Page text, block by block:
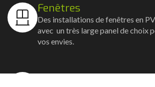
Fenêtres
Des installations de fenêtres en
avec un très large panel de choix
vos envies.
Volets